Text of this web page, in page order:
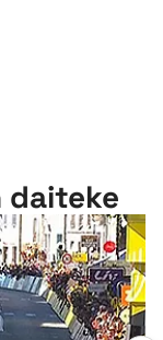
daiteke